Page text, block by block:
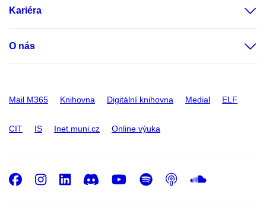
Kariéra
O nás
Mail M365 Knihovna Digitální knihovna Medial ELF
CIT IS Inet.muni.cz Online výuka
Facebook
Instagram
LinkedIn
DiscordYoutube
Spotify
Podcast